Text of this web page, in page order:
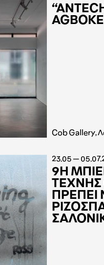
Cob Gallery,
23.05 —
9Η
ΤΕΧΝΗΣ